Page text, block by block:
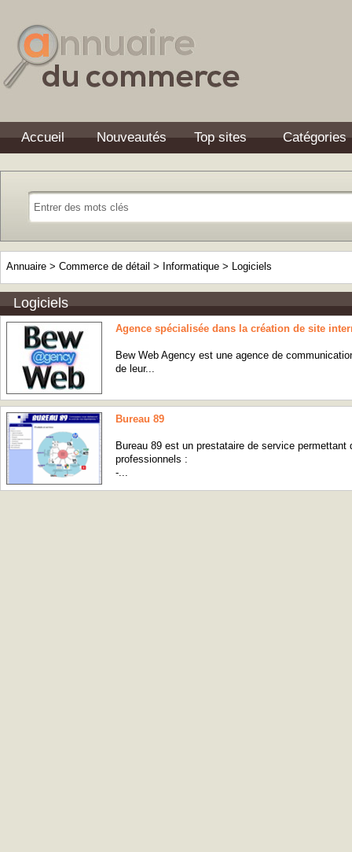
Accueil Nouveautés Top sites Catégories
Annuaire > Commerce de détail > Informatique > Logiciels
Logiciels
Agence spécialisée dans la création de site
Bew Web Agency est une agence de
de leur...
Bureau 89
Bureau 89 est un prestataire de service
professionnels :
-...